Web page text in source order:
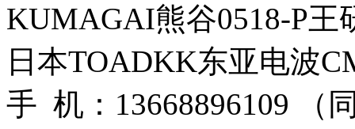
KUMAGAI熊谷0518-P王
日本TOADKK东亚电波
手 机：13668896109 （